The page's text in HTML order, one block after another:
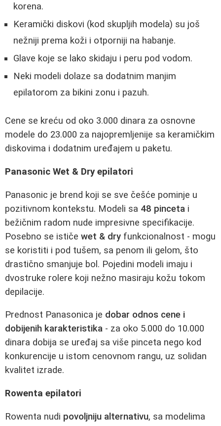
korena.
Keramički diskovi (kod skupljih modela) su još
nežniji prema koži i otporniji na habanje.
Glave koje se lako skidaju i peru pod vodom.
Neki modeli dolaze sa dodatnim manjim
epilatorom za bikini zonu i pazuh.
Cene se kreću od oko 3.000 dinara za osnovne
modele do 23.000 za najopremljenije sa keramičkim
diskovima i dodatnim uređajem u paketu.
Panasonic Wet & Dry epilatori
Panasonic je brend koji se sve češće pominje u
pozitivnom kontekstu. Modeli sa 48 pinceta i
bežičnim radom nude impresivne specifikacije.
Posebno se ističe wet & dry funkcionalnost - mogu
se koristiti i pod tušem, sa penom ili gelom, što
drastično smanjuje bol. Pojedini modeli imaju i
dvostruke rolere koji nežno masiraju kožu tokom
depilacije.
Prednost Panasonica je dobar odnos cene i
dobijenih karakteristika - za oko 5.000 do 10.000
dinara dobija se uređaj sa više pinceta nego kod
konkurencije u istom cenovnom rangu, uz solidan
kvalitet izrade.
Rowenta epilatori
Rowenta nudi povoljniju alternativu, sa modelima